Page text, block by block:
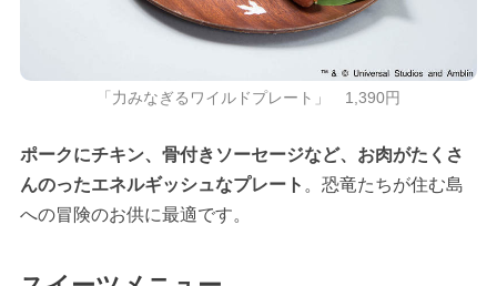
「力みなぎるワイルドプレート」 1,390円
ポークにチキン、骨付きソーセージなど、お肉がたくさ
んのったエネルギッシュなプレート 。恐竜たちが住む島
への冒険のお供に最適です。